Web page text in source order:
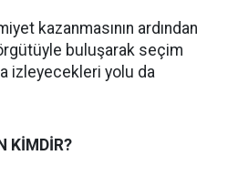
kazanmasının ardından
buluşarak seçim
izleyecekleri yolu da
KİMDİR?